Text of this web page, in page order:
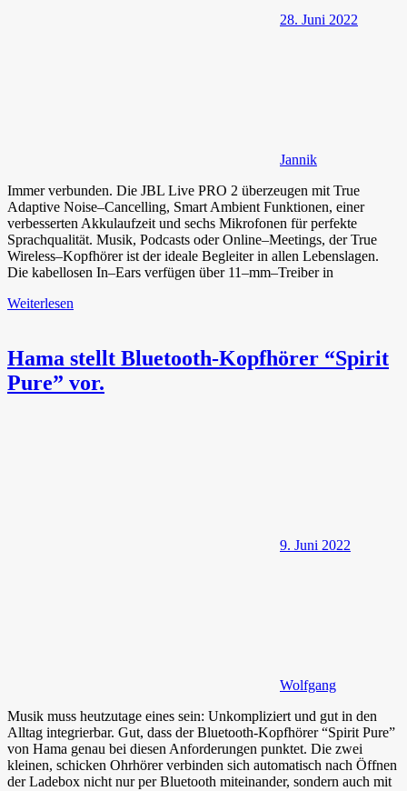
28. Juni 2022
Jannik
Immer verbunden. Die JBL Live PRO 2 überzeugen mit True
Adaptive Noise–Cancelling, Smart Ambient Funktionen, einer
verbesserten Akkulaufzeit und sechs Mikrofonen für perfekte
Sprachqualität. Musik, Podcasts oder Online–Meetings, der True
Wireless–Kopfhörer ist der ideale Begleiter in allen Lebenslagen.
Die kabellosen In–Ears verfügen über 11–mm–Treiber in
Weiterlesen
Hama stellt Bluetooth-Kopfhörer “Spirit
Pure” vor.
9. Juni 2022
Wolfgang
Musik muss heutzutage eines sein: Unkompliziert und gut in den
Alltag integrierbar. Gut, dass der Bluetooth-Kopfhörer “Spirit Pure”
von Hama genau bei diesen Anforderungen punktet. Die zwei
kleinen, schicken Ohrhörer verbinden sich automatisch nach Öffnen
der Ladebox nicht nur per Bluetooth miteinander, sondern auch mit